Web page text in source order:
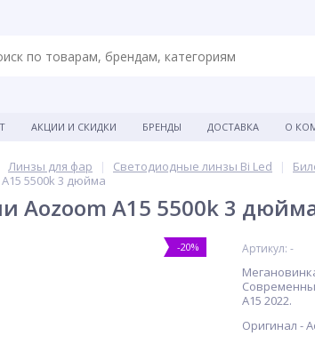
АКЦИИ И СКИДКИ БРЕНДЫ ДОСТАВКА О
Линзы для фар Светодиодные линзы Bi Led
5500k 3 дюйма
Aozoom A15 5500k 3
-20% Артикул: -
A15 2022.
Оригинал -